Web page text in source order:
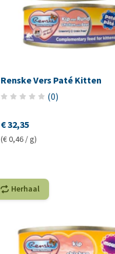
Renske Vers Paté Kitten
(0)
€ 32,35
(€ 0,46 / g)
Herhaal